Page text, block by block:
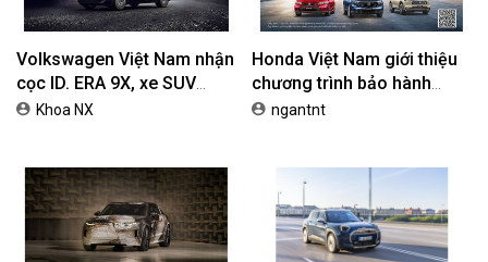
Volkswagen Việt Nam nhận
cọc ID. ERA 9X, xe SUV
EREV dự kiến giá dưới 3 tỷ
Khoa NX
Honda Việt Nam giới thiệu
chương trình bảo hành
chính hãng lên tới 10 năm
ngantnt